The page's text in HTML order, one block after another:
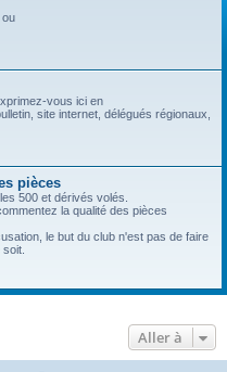
ou
vous ici en
site internet, délégués régionaux,
pièces
500 et dérivés volés.
la qualité des pièces
le but du club n'est pas de faire
Aller à